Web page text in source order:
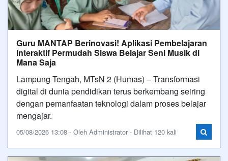
Guru MANTAP Berinovasi! Aplikasi Pembelajaran
Interaktif Permudah Siswa Belajar Seni Musik di
Mana Saja
Lampung Tengah, MTsN 2 (Humas) – Transformasi
digital di dunia pendidikan terus berkembang seiring
dengan pemanfaatan teknologi dalam proses belajar
mengajar.
05/08/2026 13:08 - Oleh Administrator - Dilihat 120 kali